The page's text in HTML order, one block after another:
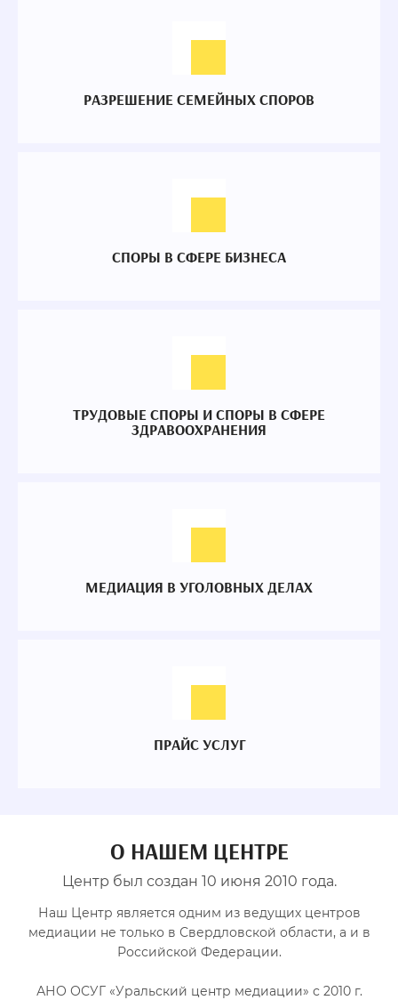
РАЗРЕШЕНИЕ СЕМЕЙНЫХ СПОРОВ
СПОРЫ В СФЕРЕ БИЗНЕСА
ТРУДОВЫЕ СПОРЫ И СПОРЫ В СФЕРЕ
ЗДРАВООХРАНЕНИЯ
МЕДИАЦИЯ В УГОЛОВНЫХ ДЕЛАХ
ПРАЙС УСЛУГ
Центр был создан 10 июня 2010 года.
О НАШЕМ ЦЕНТРЕ
Наш Центр является одним из ведущих центров
медиации не только в Свердловской области, а и в
Российской Федерации.
АНО ОСУГ «Уральский центр медиации» с 2010 г.